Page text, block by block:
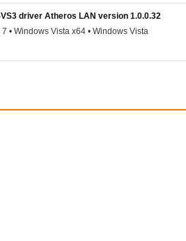
driver Atheros LAN version 1.0.0.32
• Windows Vista x64 • Windows Vista